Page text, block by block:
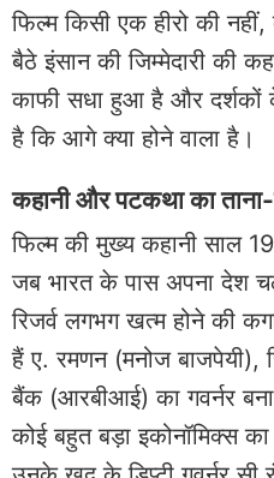
फिल्म किसी एक हीरो की
बैठे इंसान की जिम्मेदारी की
काफी सधा हुआ है और दर्शकों
है कि आगे क्या होने वाला है।
कहानी और पटकथा का ताना-
फिल्म की मुख्य कहानी साल
जब भारत के पास अपना देश
रिजर्व लगभग खत्म होने की
हैं ए. रमणन (मनोज बाजपेयी),
बैंक (आरबीआई) का गवर्नर
कोई बहुत बड़ा इकोनॉमिक्स